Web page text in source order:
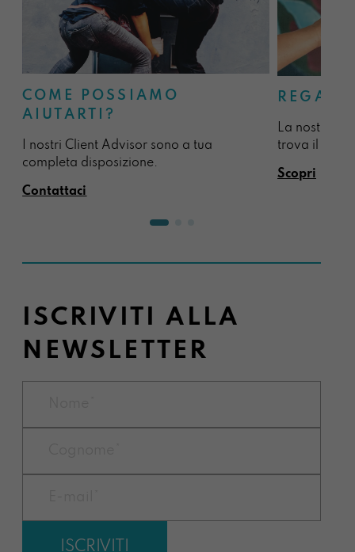
COME POSSIAMO
AIUTARTI?
I nostri Client Advisor sono a tua
completa disposizione.
Contattaci
La nostra
trova il
Scopri
ISCRIVITI ALLA
NEWSLETTER